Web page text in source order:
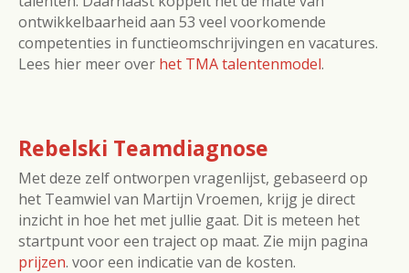
ontwikkelbaarheid aan 53 veel voorkomende
competenties in functieomschrijvingen en vacatures.
Lees hier meer over het TMA talentenmodel.
Rebelski Teamdiagnose
Met deze zelf ontworpen vragenlijst, gebaseerd op
het Teamwiel van Martijn Vroemen, krijg je direct
inzicht in hoe het met jullie gaat. Dit is meteen het
startpunt voor een traject op maat. Zie mijn pagina
prijzen. voor een indicatie van de kosten.